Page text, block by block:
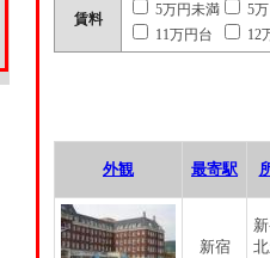
賃料
5万円未満
5
11万円台
12
外観 最寄駅
新宿